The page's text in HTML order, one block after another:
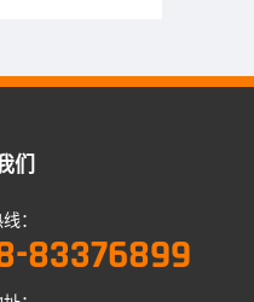
们
：
83376899